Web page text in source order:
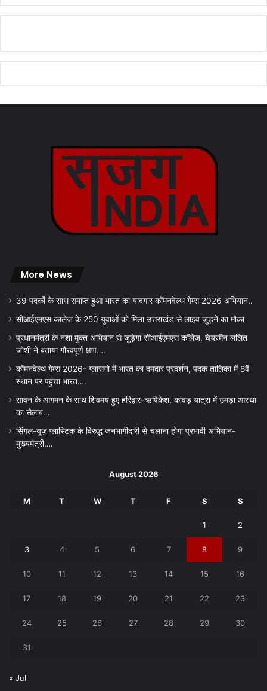
More News
39 पदकों के साथ समाप्त हुआ भारत का यादगार कॉमनवेल्थ गेम्स 2026 अभियान..
सीआईएमएस कालेज के 250 युवाओं को मिला उत्तराखंड से लाइव जुड़ने का मौका
प्रधानमंत्री के नशा मुक्त अभियान से जुड़ेगा सीआईएमएस कॉलेज, चेयरमैन ललित
जोशी ने बताया गौरवपूर्ण क्षण….
कॉमनवेल्थ गेम्स 2026- ग्लासगो में भारत का दमदार प्रदर्शन, पदक तालिका में 8वें
स्थान पर पहुंचा भारत….
सावन के आगमन के साथ शिवमय हुए हरिद्वार-ऋषिकेश, कांवड़ यात्रा में उमड़ा आस्था
का सैलाब…
सिंगल-यूज़ प्लास्टिक के विरुद्ध जनभागीदारी से चलाना होगा प्रभावी अभियान-
मुख्यमंत्री….
August 2026
M T W T F S S
1 2
3 4 5 6 7 8 9
10 11 12 13 14 15 16
17 18 19 20 21 22 23
24 25 26 27 28 29 30
31
« Jul